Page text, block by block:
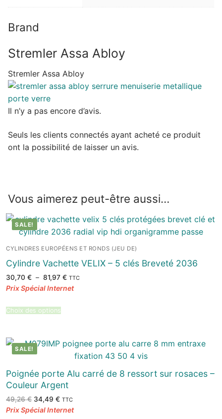
Brand
Stremler Assa Abloy
Stremler Assa Abloy
Il n’y a pas encore d’avis.
Seuls les clients connectés ayant acheté ce produit
ont la possibilité de laisser un avis.
Vous aimerez peut-être aussi…
SALE!
CYLINDRES EUROPÉENS ET RONDS (JEU DE)
Cylindre Vachette VELIX – 5 clés Breveté 2036
30,70 € – 81,97 €Plage
prix :
TTC
Choix des options
SALE!
Poignée porte Alu carré de 8 ressort sur rosaces –
Couleur Argent
49,26€ Le
prix
initial
34,49 €Le
actuel
TTC